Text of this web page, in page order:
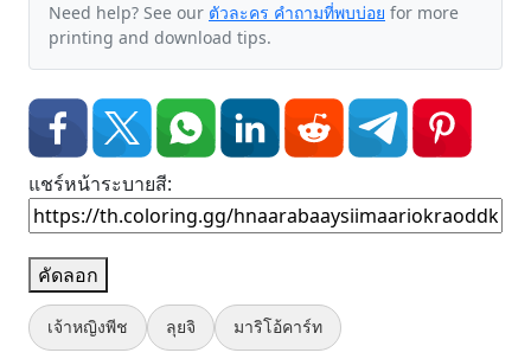
Need help? See our ตัวละคร คำถามที่พบบ่อย for more
printing and download tips.
แชร์หน้าระบายสี:
คัดลอก
เจ้าหญิงพีช ลุยจิ มาริโอ้คาร์ท